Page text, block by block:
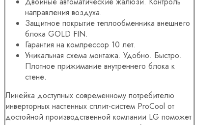
направления воздуха.
Защитное покрытие теплообменника внешнего
блока GOLD FIN.
Гарантия на компрессор 10 лет.
Уникальная схема монтажа. Удобно. Быстро.
Плотное прижимание внутреннего блока к
стене.
Линейка доступных современному потребителю
инверторных настенных сплит-систем ProCool от
достойной производственной компании LG поможет